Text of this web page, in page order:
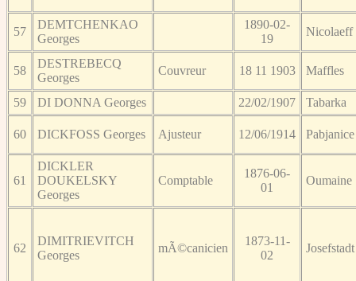
57
DEMTCHENKAO
Georges
1890-02-
19
Nicolaeff
58
DESTREBECQ
Georges
Couvreur 18 11 1903 Maffles
59 DI DONNA Georges 22/02/1907 Tabarka
60 DICKFOSS Georges Ajusteur 12/06/1914 Pabjanice
61
DICKLER
DOUKELSKY
Georges
Comptable
1876-06-
01
Oumaine
62
DIMITRIEVITCH
Georges
mÃ©canicien
1873-11-
02
Josefstadt